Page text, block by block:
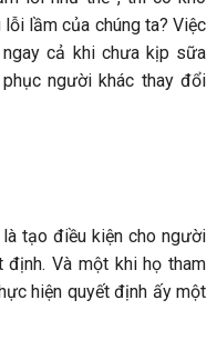
lầm của chúng ta? Việc
cả khi chưa kịp sữa
người khác thay đổi
tạo điều kiện cho người
Và một khi họ tham
hiện quyết định ấy một